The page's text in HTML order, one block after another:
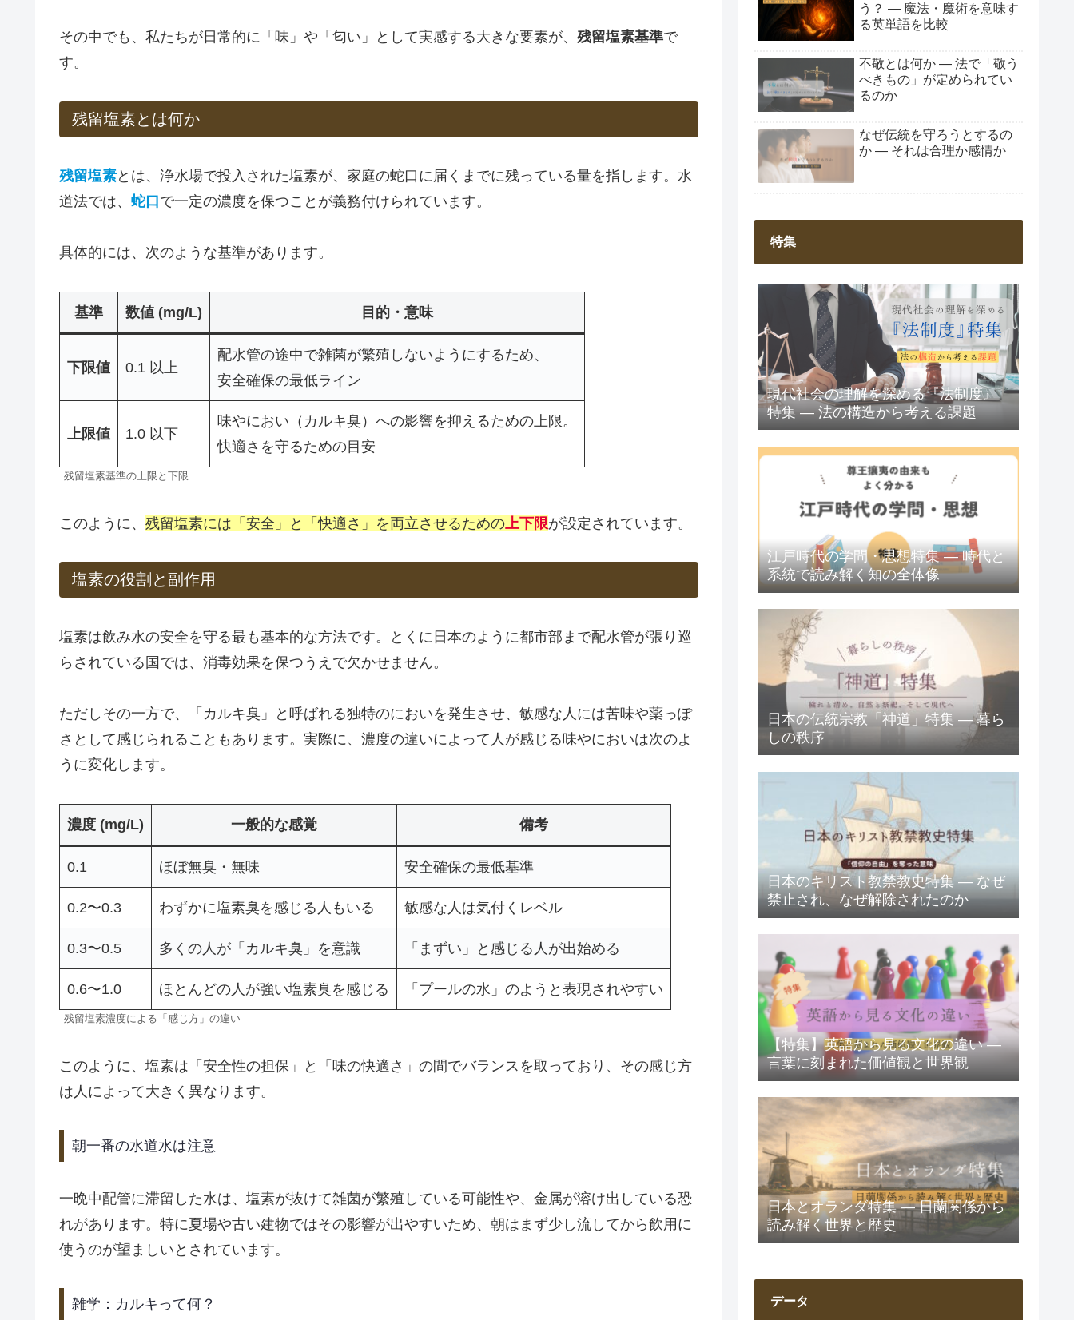
その中でも、私たちが日常的に「味」や「匂い」として実感する大きな要素が、 残留塩素基準で
す。
残留塩素とは何か
残留塩素とは、浄水場で投入された塩素が、家庭の蛇口に届くまでに残っている量を指します。水
道法では、 蛇口で一定の濃度を保つことが義務付けられています。
具体的には、次のような基準があります。
基準 数値 (mg/L) 目的・意味
下限値 0.1 以上
配水管の途中で雑菌が繁殖しないようにするため、
安全確保の最低ライン
上限値 1.0 以下
味やにおい（カルキ臭）への影響を抑えるための上限。
快適さを守るための目安
残留塩素基準の上限と下限
このように、 残留塩素には「安全」と「快適さ」を両立させるための上下限が設定されています。
塩素の役割と副作用
塩素は飲み水の安全を守る最も基本的な方法です。とくに日本のように都市部まで配水管が張り巡
らされている国では、消毒効果を保つうえで欠かせません。
ただしその一方で、「カルキ臭」と呼ばれる独特のにおいを発生させ、敏感な人には苦味や薬っぽ
さとして感じられることもあります。実際に、濃度の違いによって人が感じる味やにおいは次のよ
うに変化します。
濃度 (mg/L) 一般的な感覚 備考
0.1 ほぼ無臭・無味 安全確保の最低基準
0.2〜0.3 わずかに塩素臭を感じる人もいる 敏感な人は気付くレベル
0.3〜0.5 多くの人が「カルキ臭」を意識 「まずい」と感じる人が出始める
0.6〜1.0 ほとんどの人が強い塩素臭を感じる 「プールの水」のようと表現されやすい
残留塩素濃度による「感じ方」の違い
このように、塩素は「安全性の担保」と「味の快適さ」の間でバランスを取っており、その感じ方
は人によって大きく異なります。
朝一番の水道水は注意
一晩中配管に滞留した水は、塩素が抜けて雑菌が繁殖している可能性や、金属が溶け出している恐
れがあります。特に夏場や古い建物ではその影響が出やすいため、朝はまず少し流してから飲用に
使うのが望ましいとされています。
雑学：カルキって何？
う？ ― 魔法・魔術を意味す
る英単語を比較
不敬とは何か ― 法で「敬う
べきもの」が定められてい
るのか
なぜ伝統を守ろうとするの
か ― それは合理か感情か
特集
現代社会の理解を深める『法制度』
特集 ― 法の構造から考える課題
江戸時代の学問・思想特集 ― 時代と
系統で読み解く知の全体像
日本の伝統宗教「神道」特集 ― 暮ら
しの秩序
日本のキリスト教禁教史特集 ― なぜ
禁止され、なぜ解除されたのか
【特集】英語から見る文化の違い ―
言葉に刻まれた価値観と世界観
日本とオランダ特集 ― 日蘭関係から
読み解く世界と歴史
データ